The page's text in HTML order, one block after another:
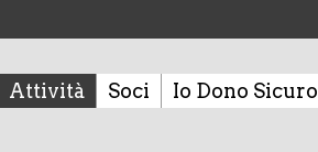
Attività Soci Io Dono Sicuro